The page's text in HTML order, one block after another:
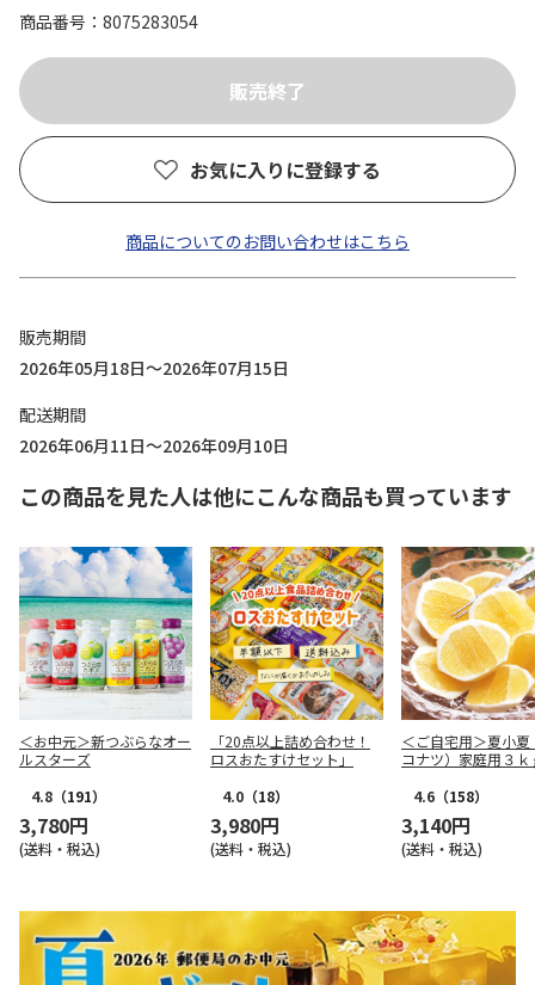
商品番号
8075283054
お気に入りに登録する
商品についてのお問い合わせはこちら
販売期間
2026年05月18日～2026年07月15日
配送期間
2026年06月11日～2026年09月10日
この商品を見た人は他にこんな商品も買っています
＜お中元＞新つぶらなオー
ルスターズ
4.8 （191）
3,780円
(送料・税込)
「20点以上詰め合わせ！
ロスおたすけセット」
4.0 （18）
3,980円
(送料・税込)
＜ご自宅用＞夏小夏
コナツ）家庭用３ｋ
4.6 （158）
3,140円
(送料・税込)